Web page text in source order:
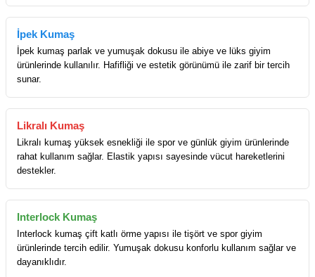
İpek Kumaş
İpek kumaş parlak ve yumuşak dokusu ile abiye ve lüks giyim
ürünlerinde kullanılır. Hafifliği ve estetik görünümü ile zarif bir tercih
sunar.
Likralı Kumaş
Likralı kumaş yüksek esnekliği ile spor ve günlük giyim ürünlerinde
rahat kullanım sağlar. Elastik yapısı sayesinde vücut hareketlerini
destekler.
Interlock Kumaş
Interlock kumaş çift katlı örme yapısı ile tişört ve spor giyim
ürünlerinde tercih edilir. Yumuşak dokusu konforlu kullanım sağlar ve
dayanıklıdır.